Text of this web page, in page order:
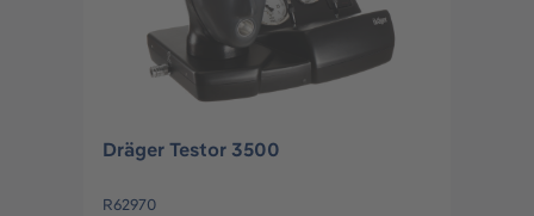
Dräger Testor 3500
R62970